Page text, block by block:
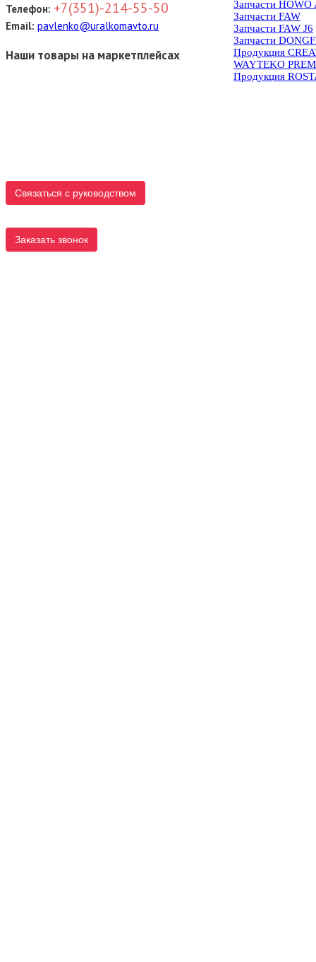
Телефон: +7(351)-214-55-50
Email: pavlenko@uralkomavto.ru
Наши товары на маркетплейсах
Связаться с руководством
Заказать звонок
Запчасти HOWO
Запчасти FAW
Запчасти FAW J6
Запчасти
Продукция
WAYTEKO
Продукция